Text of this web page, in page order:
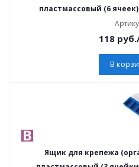
пластмассовый (6
118 руб.
В
Ящик для крепежа